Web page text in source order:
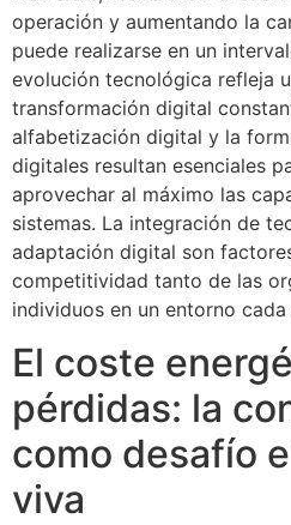
operación y aumentando la
puede realizarse en un
evolución tecnológica refleja
transformación digital
alfabetización digital y la
digitales resultan esenciales
aprovechar al máximo las
sistemas. La integración de
adaptación digital son
competitividad tanto de las
individuos en un entorno
El coste
pérdidas: la
como desafío
viva